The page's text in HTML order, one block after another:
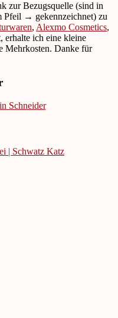
zur Bezugsquelle (sind in
Pfeil → gekennzeichnet) zu
, Alexmo Cosmetics,
erhalte ich eine kleine
Mehrkosten. Danke für